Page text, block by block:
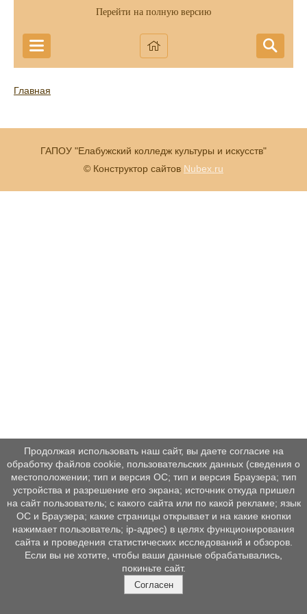
Перейти на полную версию
Главная
ГАПОУ "Елабужский колледж культуры и искусств"
© Конструктор сайтов Nubex.ru
Продолжая использовать наш сайт, вы даете согласие на
обработку файлов cookie, пользовательских данных (сведения о
местоположении; тип и версия ОС; тип и версия Браузера; тип
устройства и разрешение его экрана; источник откуда пришел
на сайт пользователь; с какого сайта или по какой рекламе; язык
ОС и Браузера; какие страницы открывает и на какие кнопки
нажимает пользователь; ip-адрес) в целях функционирования
сайта и проведения статистических исследований и обзоров.
Если вы не хотите, чтобы ваши данные обрабатывались,
покиньте сайт.
Согласен